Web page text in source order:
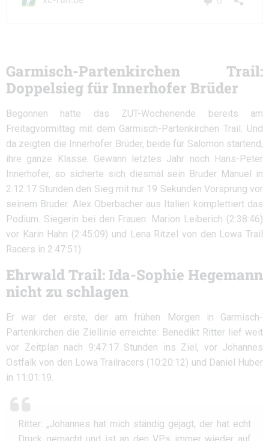
Garmisch-Partenkirchen Trail:
Doppelsieg für Innerhofer Brüder
Begonnen hatte das ZUT-Wochenende bereits am
Freitagvormittag mit dem Garmisch-Partenkirchen Trail. Und
da zeigten die Innerhofer Brüder, beide für Salomon startend,
ihre ganze Klasse. Gewann letztes Jahr noch Hans-Peter
Innerhofer, so sicherte sich diesmal sein Bruder Manuel in
2:12:17 Stunden den Sieg mit nur 19 Sekunden Vorsprung vor
seinem Bruder. Alex Oberbacher aus Italien komplettiert das
Podium. Siegerin bei den Frauen: Marion Leiberich (2:38:46)
vor Karin Hahn (2:45:09) und Lena Ritzel von den Lowa Trail
Racers in 2:47:51).
Ehrwald Trail: Ida-Sophie Hegemann
nicht zu schlagen
Er war der erste, der am frühen Morgen in Garmisch-
Partenkirchen die Ziellinie erreichte: Benedikt Ritter lief weit
vor Zeitplan nach 9:47:17 Stunden ins Ziel, vor Johannes
Ostfalk von den Lowa Trailracers (10:20:12) und Daniel Huber
in 11:01:19.
Ritter: „Johannes hat mich ständig gejagt, der hat echt